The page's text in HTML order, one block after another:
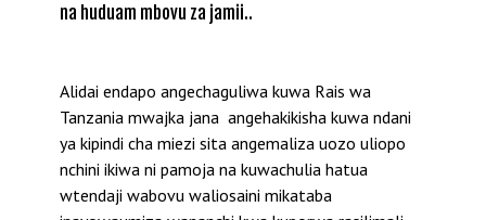
na huduam mbovu za jamii..
Alidai endapo angechaguliwa kuwa Rais wa
Tanzania mwajka jana angehakikisha kuwa ndani
ya kipindi cha miezi sita angemaliza uozo uliopo
nchini ikiwa ni pamoja na kuwachulia hatua
wtendaji wabovu waliosaini mikataba